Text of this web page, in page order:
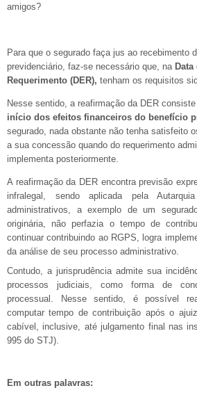
amigos?
Para que o segurado faça jus ao recebimento
previdenciário, faz-se necessário que, na
Requerimento (DER), tenham os requisitos
Nesse sentido, a reafirmação da DER
início dos efeitos financeiros do benefício
segurado, nada obstante não tenha satisfeito
a sua concessão quando do requerimento
implementa posteriormente.
A reafirmação da DER encontra previsão
infralegal, sendo aplicada pela
administrativos, a exemplo de um
originária, não perfazia o tempo de
continuar contribuindo ao RGPS, logra
da análise de seu processo administrativo.
Contudo, a jurisprudência admite sua
processos judiciais, como forma de
processual. Nesse sentido, é possível
computar tempo de contribuição após o
cabível, inclusive, até julgamento final nas
995 do STJ).
Em outras palavras: